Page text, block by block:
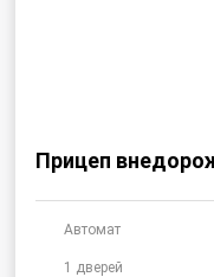
Прицеп
Автомат
1 дверей